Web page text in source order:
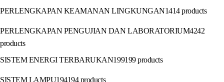
PERLENGKAPAN KEAMANAN LINGKUNGAN1414 products
PERLENGKAPAN PENGUJIAN DAN LABORATORIUM4242
products
SISTEM ENERGI TERBARUKAN199199 products
SISTEM LAMPU194194 products